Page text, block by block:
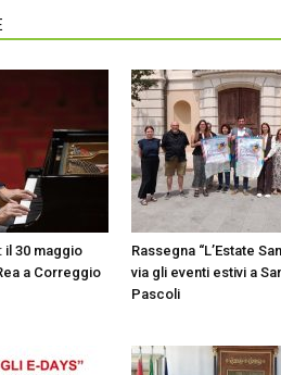
30 maggio
a Correggio
Rassegna “L’Estate
via gli eventi estivi a
Pascoli